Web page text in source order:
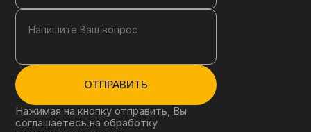
ОТПРАВИТЬ
Нажимая на кнопку отправить, Вы
соглашаетесь на обработку